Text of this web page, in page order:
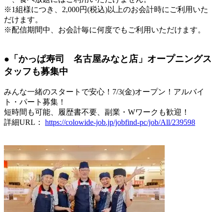
※1組様につき、2,000円(税込)以上のお会計時にご利用いた
だけます。
※配信期間中、お会計毎に何度でもご利用いただけます。
●「かっぱ寿司 名古屋みなと店」オープニングス
タッフも募集中
みんな一緒のスタートで安心！7/3(金)オープン！アルバイ
ト・パート募集！
短時間も可能、履歴書不要、副業・Wワークも歓迎！
詳細URL： https://colowide-job.jp/jobfind-pc/job/All/239598